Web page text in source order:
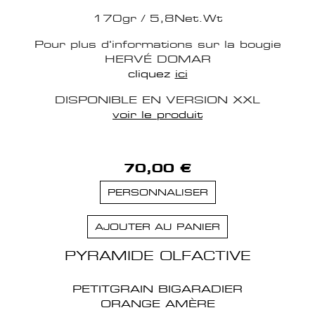
170gr / 5,8Net.Wt
Pour plus d'informations sur la bougie
HERVÉ DOMAR
cliquez ici
DISPONIBLE EN VERSION XXL
voir le produit
70,00 €
PERSONNALISER
AJOUTER AU PANIER
PYRAMIDE OLFACTIVE
PETITGRAIN BIGARADIER
ORANGE AMÈRE